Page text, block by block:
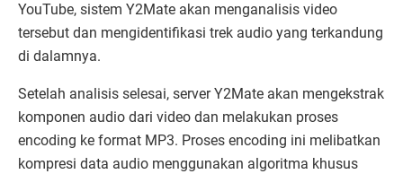
YouTube, sistem Y2Mate akan menganalisis video
tersebut dan mengidentifikasi trek audio yang terkandung
di dalamnya.
Setelah analisis selesai, server Y2Mate akan mengekstrak
komponen audio dari video dan melakukan proses
encoding ke format MP3. Proses encoding ini melibatkan
kompresi data audio menggunakan algoritma khusus